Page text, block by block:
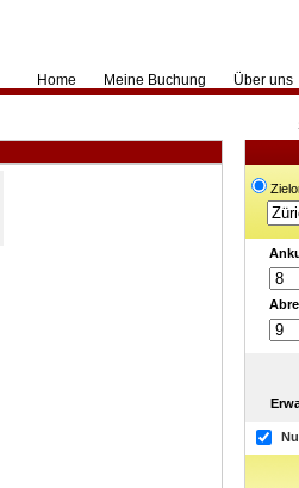
Home Meine Buchung Über uns